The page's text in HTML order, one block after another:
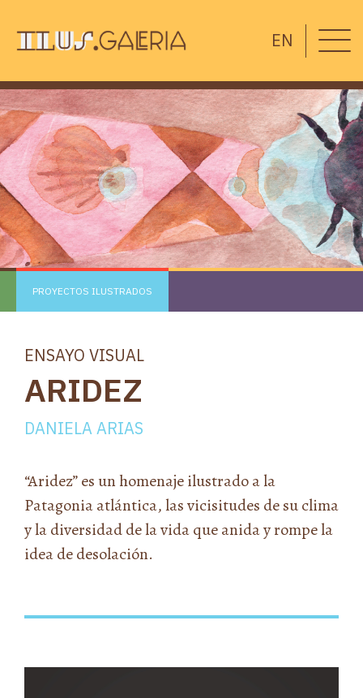
EN
PROYECTOS ILUSTRADOS
ENSAYO VISUAL
ARIDEZ
DANIELA ARIAS
“Aridez” es un homenaje ilustrado a la
Patagonia atlántica, las vicisitudes de su clima
y la diversidad de la vida que anida y rompe la
idea de desolación.